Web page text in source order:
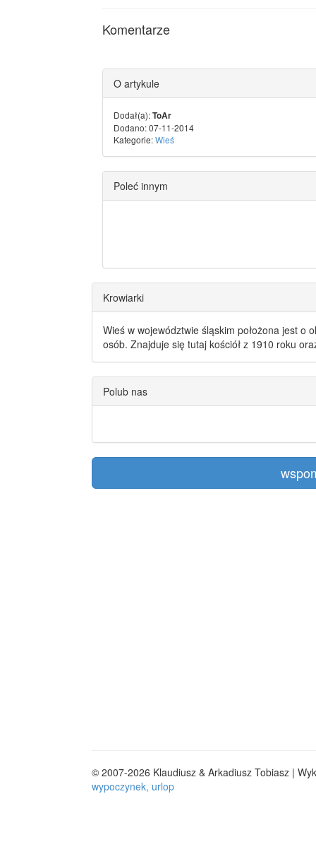
Komentarze
O artykule
Dodał(a):ToAr
Dodano: 07-11-2014
Kategorie:Wieś
Poleć innym
Krowiarki
Wieś w województwie śląskim położona jest o
osób. Znajduje się tutaj kościół z 1910 roku
Polub nas
© 2007-2026 Klaudiusz & Arkadiusz Tobiasz |
wypoczynek, urlop